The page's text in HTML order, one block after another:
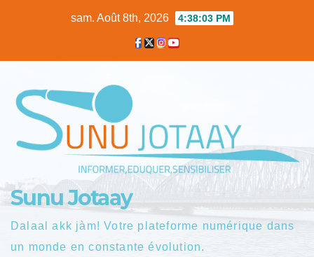
sam. Août 8th, 2026 4:38:03 PM
Sunu Jotaay
Dalaal akk jàm! Votre plateforme numérique dans
un monde en constante évolution.